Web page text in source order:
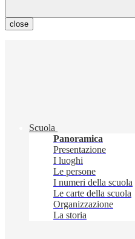
close
Scuola
Panoramica
Presentazione
I luoghi
Le persone
I numeri della scuola
Le carte della scuola
Organizzazione
La storia